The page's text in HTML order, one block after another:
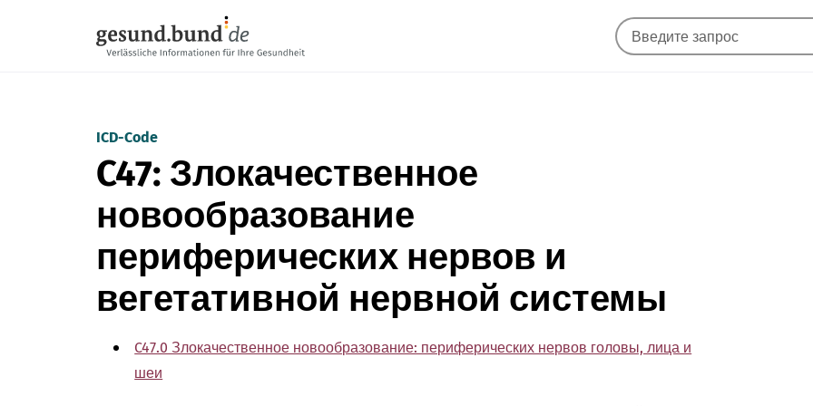
ICD-Code
C47: Злокачественное
новообразование
периферических нервов и
вегетативной нервной системы
C47.0 Злокачественное новообразование: периферических нервов головы, лица и
шеи